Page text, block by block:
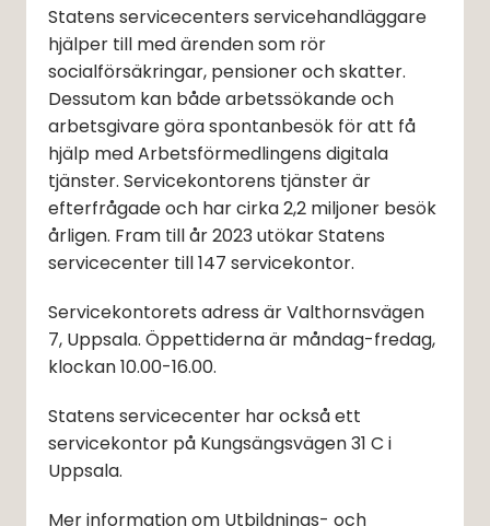
Statens servicecenters servicehandläggare
hjälper till med ärenden som rör
socialförsäkringar, pensioner och skatter.
Dessutom kan både arbetssökande och
arbetsgivare göra spontanbesök för att få
hjälp med Arbetsförmedlingens digitala
tjänster. Servicekontorens tjänster är
efterfrågade och har cirka 2,2 miljoner besök
årligen. Fram till år 2023 utökar Statens
servicecenter till 147 servicekontor.
Servicekontorets adress är Valthornsvägen
7, Uppsala. Öppettiderna är måndag-fredag,
klockan 10.00-16.00.
Statens servicecenter har också ett
servicekontor på Kungsängsvägen 31 C i
Uppsala.
Mer information om Utbildnings- och